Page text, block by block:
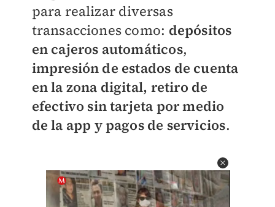
para realizar diversas
transacciones como: depósitos
en cajeros automáticos,
impresión de estados de cuenta
en la zona digital, retiro de
efectivo sin tarjeta por medio
de la app y pagos de servicios.